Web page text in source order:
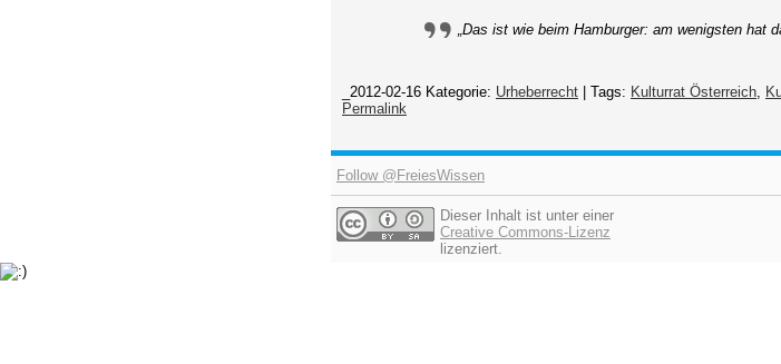
„Das ist wie beim Hamburger: am wenigsten hat
_2012-02-16 Kategorie: Urheberrecht | Tags: Kulturrat Österreich,
Permalink
Follow @FreiesWissen
Dieser Inhalt ist unter einer
Creative Commons-Lizenz
lizenziert.